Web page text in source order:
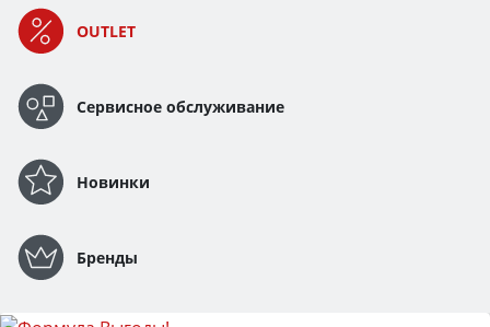
Бренды
Сервисное обслуживание
Новинки
OUTLET